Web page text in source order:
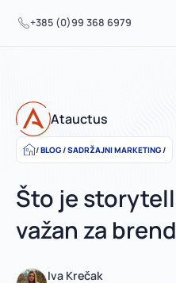
+385 (0)99 368 6979
Atauctus
BLOG/SADRŽAJNI MARKETING/
Što je
važan za
Iva Krečak